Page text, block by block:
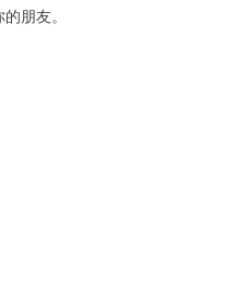
朋友。